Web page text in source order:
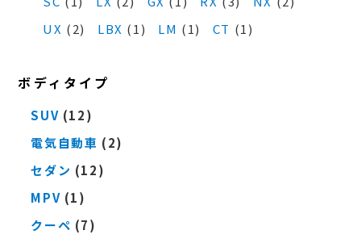
UX (2) LBX (1) LM (1) CT (1)
ボディタイプ
SUV (12)
電気自動車 (2)
セダン (12)
MPV (1)
クーペ (7)